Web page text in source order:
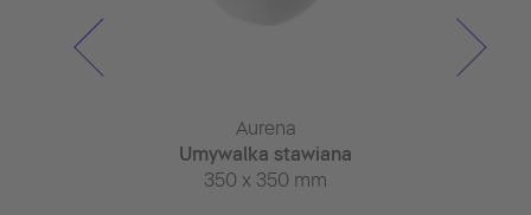
Aurena
Umywalka stawiana
350 x 350 mm